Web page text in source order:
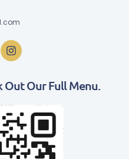
Out Our Full Menu.